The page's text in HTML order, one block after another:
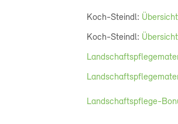
Koch-Steindl:
Koch-Steindl:
Landschaftspflege-